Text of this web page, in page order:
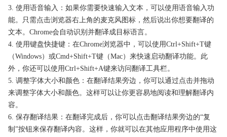
3. 使用语音输入：如果你需要快速输入文本，可以使用语音输入功
能。只需点击浏览器右上角的麦克风图标，然后说出你想要翻译的
文本。Chrome会自动识别并翻译成目标语言。
4. 使用键盘快捷键：在Chrome浏览器中，可以使用Ctrl+Shift+T键
（Windows）或Cmd+Shift+T键（Mac）来快速启动翻译功能。此
外，你还可以使用Ctrl+Shift+A键来访问翻译工具栏。
5. 调整字体大小和颜色：在翻译结果旁边，你可以通过点击并拖动
来调整字体大小和颜色。这样可以让你更容易地阅读和理解翻译内
容。
6. 保存翻译结果：在翻译完成后，你可以点击翻译结果旁边的“复
制”按钮来保存翻译内容。这样，你就可以在其他应用程序中使用这